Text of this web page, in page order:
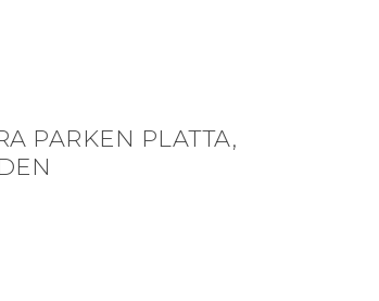
PARKEN PLATTA,